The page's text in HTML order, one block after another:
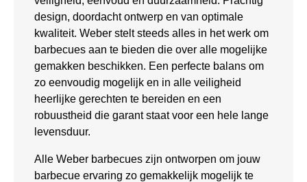
design, doordacht ontwerp en van optimale
kwaliteit. Weber stelt steeds alles in het werk om
barbecues aan te bieden die over alle mogelijke
gemakken beschikken. Een perfecte balans om
zo eenvoudig mogelijk en in alle veiligheid
heerlijke gerechten te bereiden en een
robuustheid die garant staat voor een hele lange
levensduur.
Alle Weber barbecues zijn ontworpen om jouw
barbecue ervaring zo gemakkelijk mogelijk te